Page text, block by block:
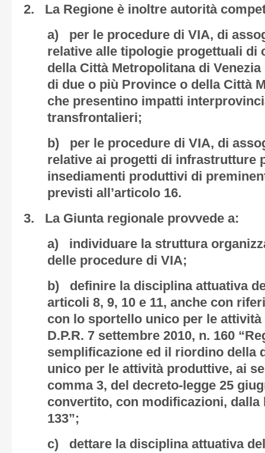
2. La Regione è inoltre autorità
a) per le procedure di VIA, di
relative alle tipologie progettuali di
della Città Metropolitana di
di due o più Province o della Città
che presentino impatti
transfrontalieri;
b) per le procedure di VIA, di
relative ai progetti di infrastrutture
insediamenti produttivi di
previsti all’articolo 16.
3. La Giunta regionale provvede a:
a) individuare la struttura
delle procedure di VIA;
b) definire la disciplina attuativa
articoli 8, 9, 10 e 11, anche con
con lo sportello unico per le
D.P.R. 7 settembre 2010, n. 160
semplificazione ed il riordino della
unico per le attività produttive, ai
comma 3, del decreto-legge 25
convertito, con modificazioni, dalla
133”;
c) dettare la disciplina attuativa